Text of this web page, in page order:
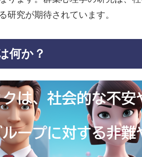
研究が期待されています。
何か？